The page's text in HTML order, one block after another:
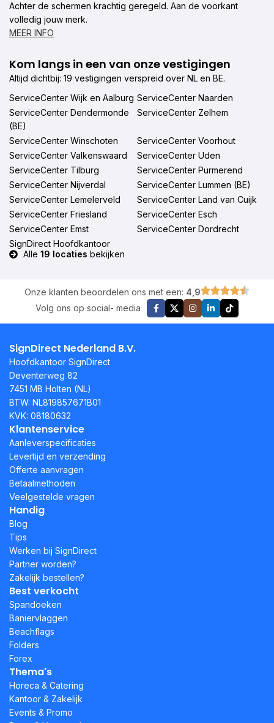
Achter de schermen krachtig geregeld. Aan de voorkant
volledig jouw merk.
MEER INFO
Kom langs in een van onze vestigingen
Altijd dichtbij: 19 vestigingen verspreid over NL en BE.
ServiceCenter Wijk en Aalburg ServiceCenter Naarden
ServiceCenter Dendermonde
(BE)
ServiceCenter Zelhem
ServiceCenter Winschoten
ServiceCenter Voorhout
ServiceCenter Valkenswaard
ServiceCenter Uden
ServiceCenter Tilburg
ServiceCenter Purmerend
ServiceCenter Nijverdal
ServiceCenter Lummen (BE)
ServiceCenter Lemelerveld
ServiceCenter Land van Cuijk
ServiceCenter Friesland
ServiceCenter Esch
ServiceCenter Emst
ServiceCenter Dordrecht
SignDirect Hoofdkantoor
Alle 19 locaties bekijken
Onze klanten beoordelen ons met een: 4,9
Volg ons op social- media
SignDirect Nederland B.V.
Hoofdkantoor SignDirect
Deventerweg 82
7451 MB Holten (NL)
BTW: NL819857671B01
KVK: 08180632
Klantenservice
Aanleverspecificaties
Levertijd en verzending
Offerte aanvragen
Betaalmethoden
Veelgestelde vragen
Handig
Blog
Tips
Werken bij SignDirect
Partner worden?
Zakelijk bestellen?
Best verkocht
Spandoeken
Baniervlaggen
Beachflags
Folders
Forex
Thema's
Horeca & Catering
Kantoor & Zakelijk
Events & Promo